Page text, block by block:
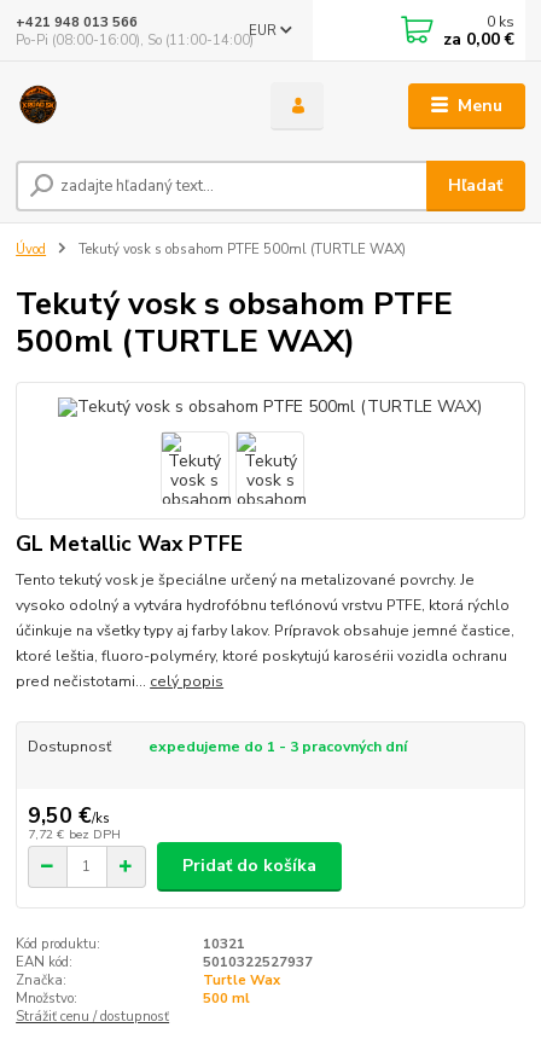
Menu
EUR
Hľadať
+421 948 013 566
Po-Pi (08:00-16:00), So (11:00-14:00)
0 ks
za 0,00 €
Úvod Tekutý vosk s obsahom PTFE 500ml (TURTLE WAX)
Tekutý vosk s obsahom PTFE
500ml (TURTLE WAX)
GL Metallic Wax PTFE
Tento tekutý vosk je špeciálne určený na metalizované povrchy. Je
vysoko odolný a vytvára hydrofóbnu teflónovú vrstvu PTFE, ktorá rýchlo
účinkuje na všetky typy aj farby lakov. Prípravok obsahuje jemné častice,
ktoré leštia, fluoro-polyméry, ktoré poskytujú karosérii vozidla ochranu
pred nečistotami... celý popis
Dostupnosť expedujeme do 1 - 3 pracovných dní
9,50 €/ks
7,72 € bez DPH
Pridať do košíka
Kód produktu:
10321
EAN kód:
5010322527937
Značka:
Turtle Wax
Množstvo:
500 ml
Strážiť cenu / dostupnosť